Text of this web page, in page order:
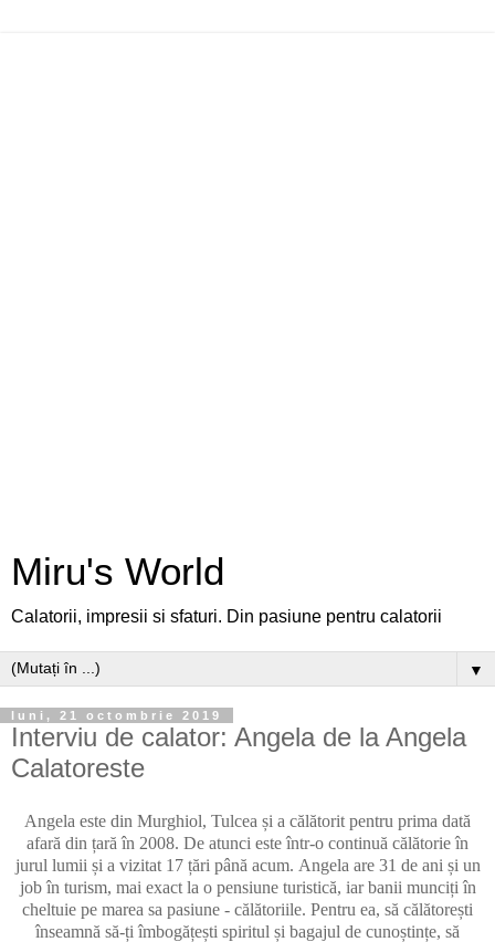
Miru's World
Calatorii, impresii si sfaturi. Din pasiune pentru calatorii
▼
luni, 21 octombrie 2019
Interviu de calator: Angela de la Angela
Calatoreste
Angela este din Murghiol, Tulcea și a călătorit pentru prima dată
afară din țară în 2008. De atunci este într-o continuă călătorie în
jurul lumii și a vizitat 17 țări până acum. Angela are 31 de ani și un
job în turism, mai exact la o pensiune turistică, iar banii munciți în
cheltuie pe marea sa pasiune - călătoriile. Pentru ea, să călătorești
înseamnă să-ți îmbogățești spiritul și bagajul de cunoștințe, să